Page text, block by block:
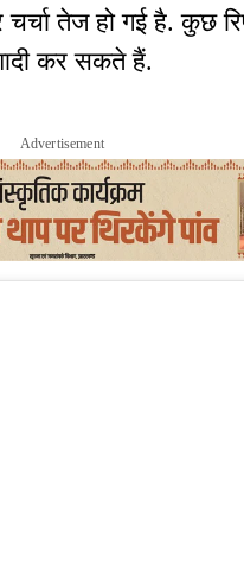
तेज हो गई है. कुछ
कर सकते हैं.
Advertisement